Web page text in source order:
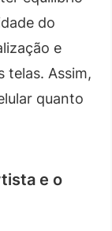
do
e
telas. Assim,
quanto
e o